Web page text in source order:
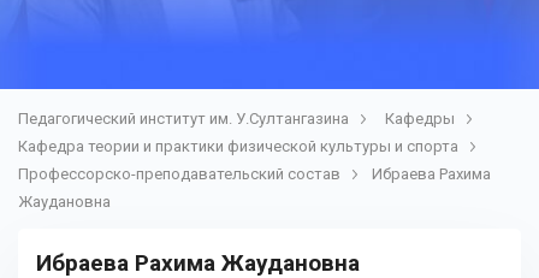
Педагогический институт им. У.Султангазина
Кафедры
Кафедра теории и практики физической культуры и спорта
Профессорско-преподавательский состав
Ибраева Рахима
Жаудановна
Ибраева Рахима Жаудановна